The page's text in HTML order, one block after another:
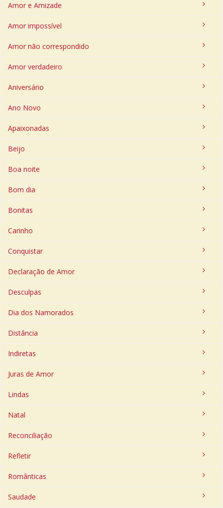
Amor e Amizade
Amor impossível
Amor não correspondido
Amor verdadeiro
Aniversário
Ano Novo
Apaixonadas
Beijo
Boa noite
Bom dia
Bonitas
Carinho
Conquistar
Declaração de Amor
Desculpas
Dia dos Namorados
Distância
Indiretas
Juras de Amor
Lindas
Natal
Reconciliação
Refletir
Românticas
Saudade